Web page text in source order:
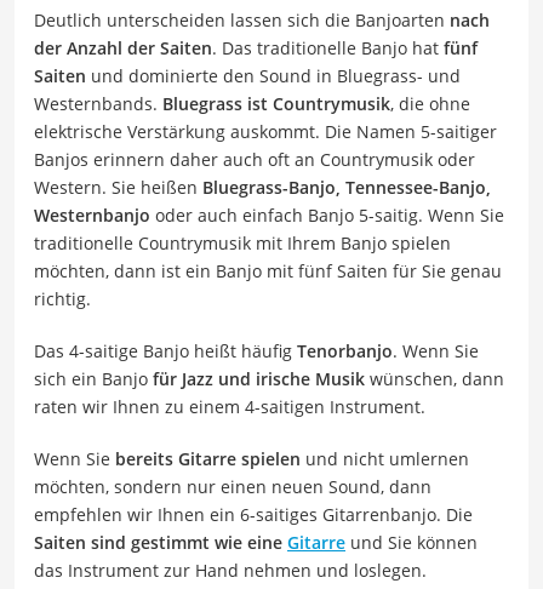
Deutlich unterscheiden lassen sich die Banjoarten nach
der Anzahl der Saiten. Das traditionelle Banjo hat fünf
Saiten und dominierte den Sound in Bluegrass- und
Westernbands. Bluegrass ist Countrymusik, die ohne
elektrische Verstärkung auskommt. Die Namen 5-saitiger
Banjos erinnern daher auch oft an Countrymusik oder
Western. Sie heißen Bluegrass-Banjo, Tennessee-Banjo,
Westernbanjo oder auch einfach Banjo 5-saitig. Wenn Sie
traditionelle Countrymusik mit Ihrem Banjo spielen
möchten, dann ist ein Banjo mit fünf Saiten für Sie genau
richtig.
Das 4-saitige Banjo heißt häufig Tenorbanjo. Wenn Sie
sich ein Banjo für Jazz und irische Musik wünschen, dann
raten wir Ihnen zu einem 4-saitigen Instrument.
Wenn Sie bereits Gitarre spielen und nicht umlernen
möchten, sondern nur einen neuen Sound, dann
empfehlen wir Ihnen ein 6-saitiges Gitarrenbanjo. Die
Saiten sind gestimmt wie eine Gitarre und Sie können
das Instrument zur Hand nehmen und loslegen.